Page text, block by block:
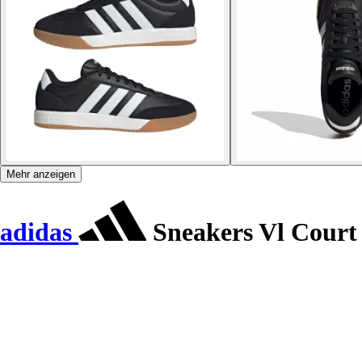
Mehr anzeigen
adidas Sneakers Vl